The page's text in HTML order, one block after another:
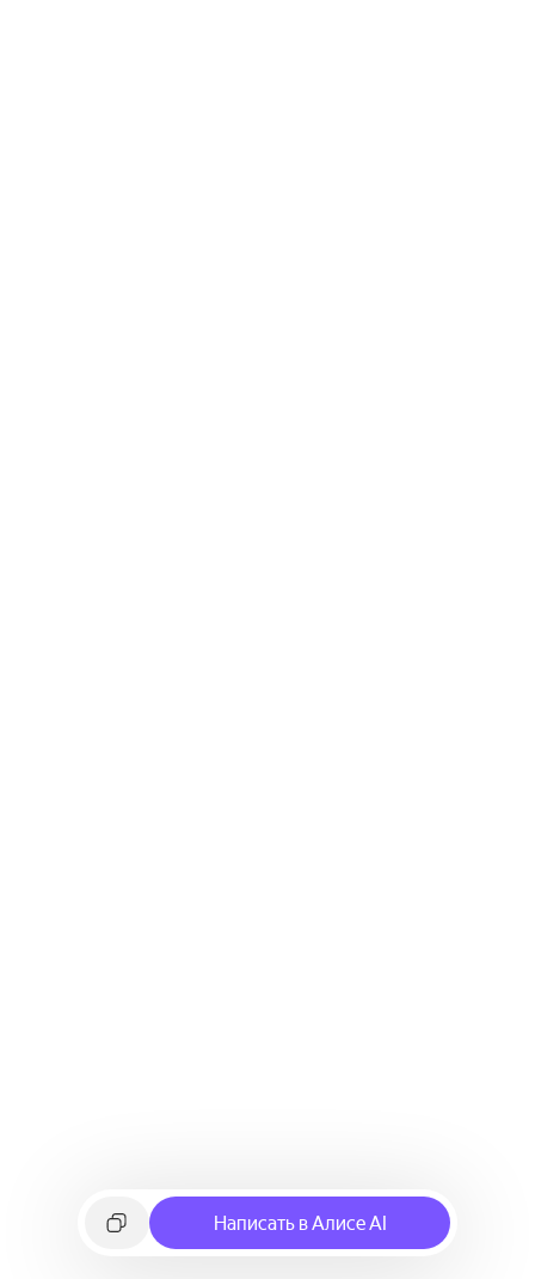
Написать в Алисе AI